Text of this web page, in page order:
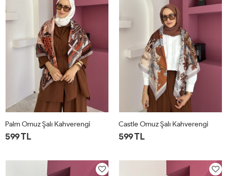
Palm Omuz Şalı Kahverengi
599 TL
Castle Omuz Şalı Kahverengi
599 TL